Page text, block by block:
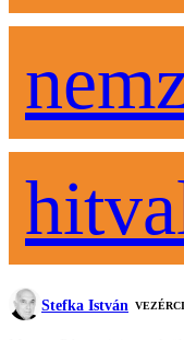
Stefka István